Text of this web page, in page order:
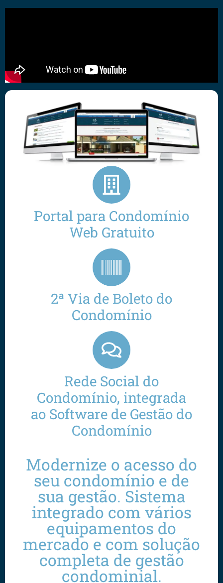
Portal para Condomínio
Web Gratuito
2ª Via de Boleto do
Condomínio
Rede Social do
Condomínio, integrada
ao Software de Gestão do
Condomínio
Modernize o acesso do
seu condomínio e de
sua gestão. Sistema
integrado com vários
equipamentos do
mercado e com solução
completa de gestão
condominial.